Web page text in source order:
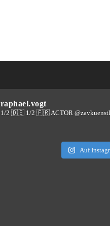
raphael.vogt
1/2 🇩🇪 1/2 🇫🇷 ACTOR
Auf